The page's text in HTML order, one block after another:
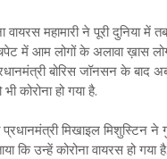
वायरस महामारी ने पूरी दुनिया में
में आम लोगों के अलावा ख़ास
बोरिस जॉनसन के बाद
कोरोना हो गया है.
मिखाइल मिशुस्टिन ने
कि उन्हें कोरोना वायरस हो गया है.